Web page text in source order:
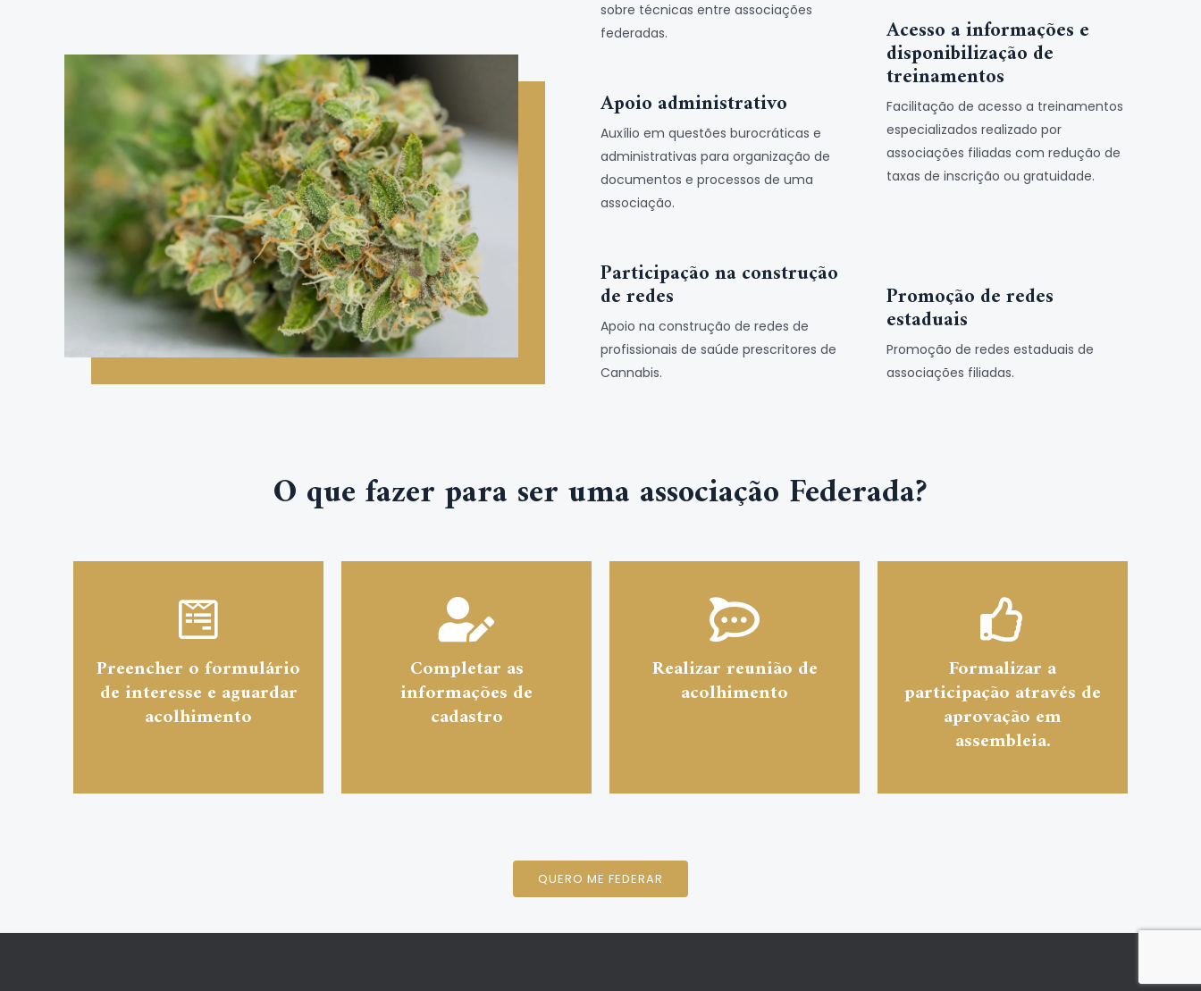
sobre técnicas entre associações
federadas.
Apoio administrativo
Auxílio em questões burocráticas e
administrativas para organização de
documentos e processos de uma
associação.
Participação na construção
de redes
Apoio na construção de redes de
profissionais de saúde prescritores de
Cannabis.
Acesso a informações e
disponibilização de
treinamentos
Facilitação de acesso a treinamentos
especializados realizado por
associações filiadas com redução de
taxas de inscrição ou gratuidade.
Promoção de redes
estaduais
Promoção de redes estaduais de
associações filiadas.
O que fazer para ser uma associação Federada?
Preencher o formulário
de interesse e aguardar
acolhimento
Completar as
informações de
cadastro
Realizar reunião de
acolhimento
Formalizar a
participação através de
aprovação em
assembleia.
QUERO ME FEDERAR